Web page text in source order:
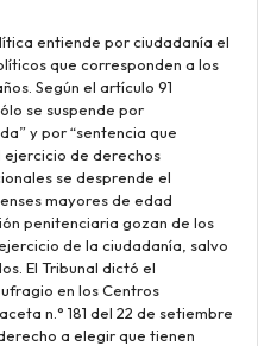
entiende por ciudadanía el
que corresponden a los
Según el artículo 91
se suspende por
y por “sentencia que
ejercicio de derechos
se desprende el
mayores de edad
penitenciaria gozan de los
de la ciudadanía, salvo
El Tribunal dictó el
en los Centros
n.° 181 del 22 de setiembre
a elegir que tienen